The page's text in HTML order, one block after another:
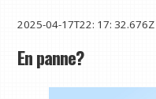
2025-04-17T22: 17: 32.676Z
En panne?